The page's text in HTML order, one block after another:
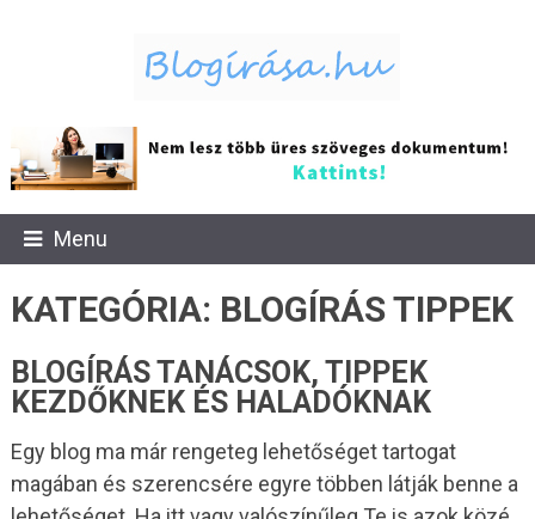
Menu
KATEGÓRIA: BLOGÍRÁSTIPPEK
BLOGÍRÁS TANÁCSOK, TIPPEK
KEZDŐKNEK ÉS HALADÓKNAK
Egy blog ma már rengeteg lehetőséget tartogat
magában és szerencsére egyre többen látják benne a